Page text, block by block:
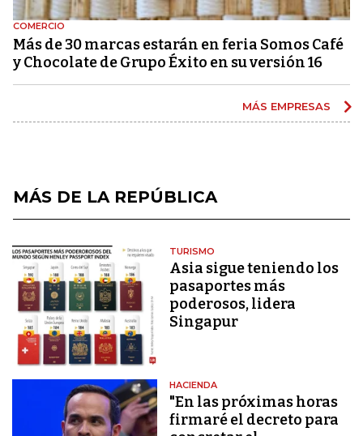
COMERCIO
Más de 30 marcas estarán en feria Somos Café
y Chocolate de Grupo Éxito en su versión 16
MÁS EMPRESAS
MÁS DE LA REPÚBLICA
TURISMO
Asia sigue teniendo los
pasaportes más
poderosos, lidera
Singapur
HACIENDA
"En las próximas horas
firmaré el decreto para